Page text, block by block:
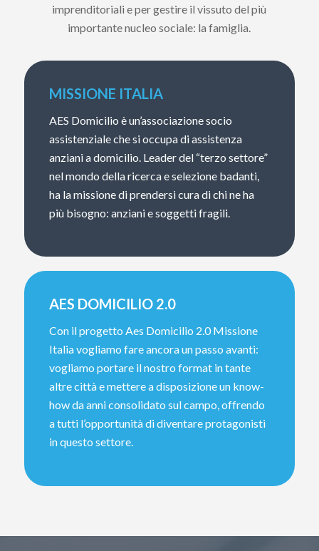
imprenditoriali e per gestire il vissuto del più
importante nucleo sociale: la famiglia.
MISSIONE ITALIA
AES Domicilio è un’associazione socio
assistenziale che si occupa di assistenza
anziani a domicilio. Leader del “terzo settore”
nel mondo della ricerca e selezione badanti,
ha la missione di prendersi cura di chi ne ha
più bisogno: anziani e soggetti fragili.
AES DOMICILIO 2.0
Con il progetto Aes Domicilio 2.0 Missione
Italia vogliamo fare ancora un passo avanti:
vogliamo portare il nostro format in tante
altre città e mettere a disposizione un know-
how da anni consolidato sul campo, offrendo
a tutti l’opportunità di diventare protagonisti
in questo settore.